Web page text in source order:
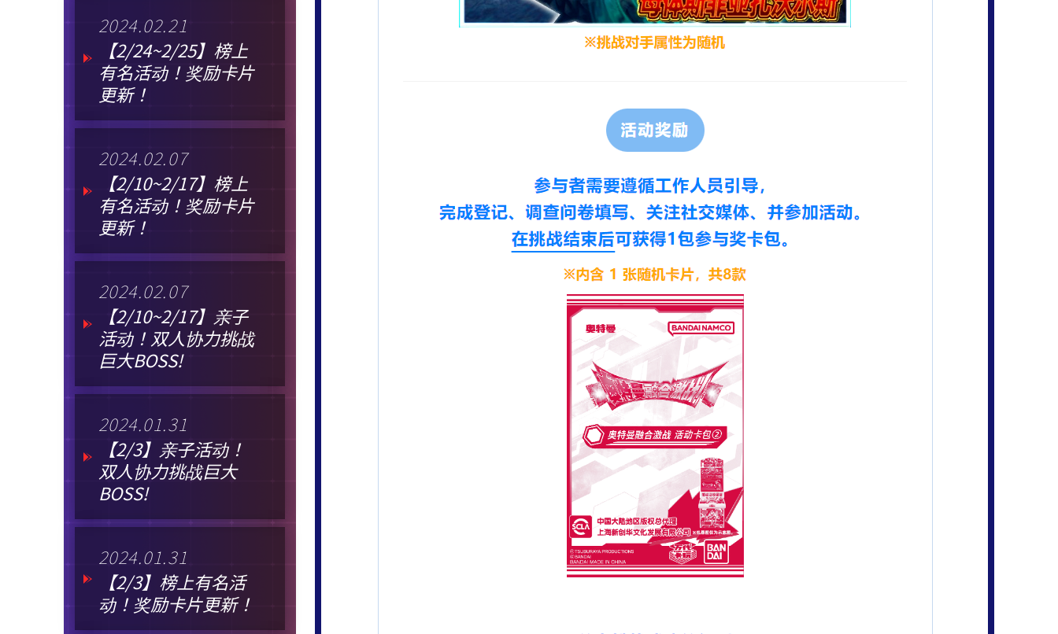
2024.02.21
【2/24~2/25】榜上
有名活动！奖励卡片
更新！
2024.02.07
【2/10~2/17】榜上
有名活动！奖励卡片
更新！
2024.02.07
【2/10~2/17】亲子
活动！双人协力挑战
巨大BOSS!
2024.01.31
【2/3】亲子活动！
双人协力挑战巨大
BOSS!
2024.01.31
【2/3】榜上有名活
动！奖励卡片更新！